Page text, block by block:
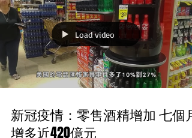
Load video
新冠疫情：零售酒精增加 七個月
增多近420億元